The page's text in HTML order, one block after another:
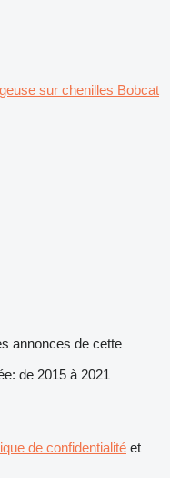
sur chenilles Bobcat
annonces de cette
de 2015 à 2021
de confidentialité et